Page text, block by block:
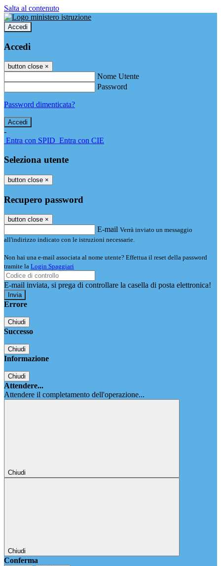
Salta al contenuto
Accedi
Accedi
button close ×
Nome Utente
Password
Password dimenticata?
-
Entra con SPID Entra con CIE
Seleziona utente
button close ×
Recupero password
button close ×
E-mail Verrà inviato un messaggio
all'indirizzo indicato con le istruzioni necessarie.
Non hai una e-mail associata al nome utente? Effettua il reset della password
tramite la Login Spaggiari
E-mail inviata, si prega di controllare la casella di posta elettronica!
Errore
Chiudi
Successo
Chiudi
Informazione
Chiudi
Attendere...
Attendere il completamento dell'operazione...
Chiudi
Chiudi
Conferma